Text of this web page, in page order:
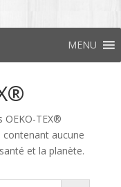
MENU
OEKO-TEX®
contenant aucune
et la planète.